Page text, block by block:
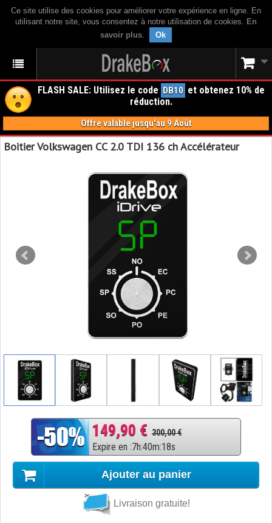
Ce site utilise des cookies pour améliorer votre expérience en ligne. En
utilisant notre site, vous consentez à notre utilisation de cookies. En
savoir plus. Ok
FLASH SALE: Utilisez le code DB10 et obtenez 10% de
réduction.
Offre valable jusqu'au 9 Août
Boitier Volkswagen CC 2.0 TDI 136 ch Accélérateur
149,90 € 300,00 €
Expire en :7h:40m:17s
Ajouter au panier
Livraison gratuite!